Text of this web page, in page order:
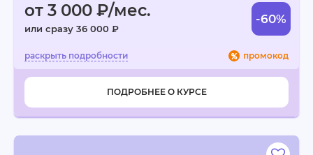
от 3 000 ₽/мес.
или сразу 36 000 ₽
-60%
промокод
ПОДРОБНЕЕ О КУРСЕ